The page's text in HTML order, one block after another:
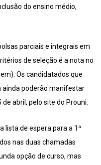
do ensino médio,
parciais e integrais em
de seleção é a nota no
Os candidatados que
ainda poderão manifestar
abril, pelo site do Prouni.
lista de espera para a 1ª
nas duas chamadas
opção de curso, mas